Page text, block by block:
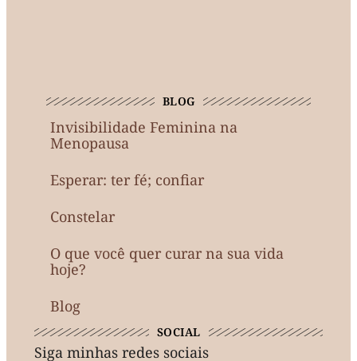
BLOG
Invisibilidade Feminina na
Menopausa
Esperar: ter fé; confiar
Constelar
O que você quer curar na sua vida
hoje?
Blog
SOCIAL
Siga minhas redes sociais